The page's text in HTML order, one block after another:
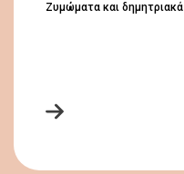
Ζυμώματα και δημητριακά